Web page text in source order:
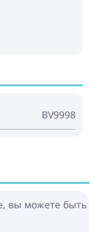
BV9998
вы можете быть